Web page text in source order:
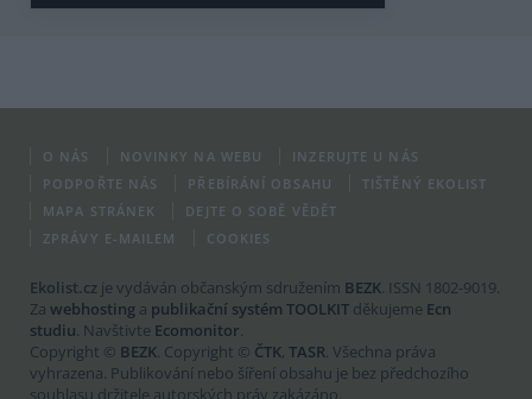
O NÁS NOVINKY NA WEBU
INZERUJTE U NÁS
PODPOŘTE NÁS
PŘEBÍRÁNÍ OBSAHU
TIŠTĚNÝ EKOLIST
MAPA STRÁNEK
DEJTE O SOBĚ VĚDĚT
ZPRÁVY E-MAILEM
COOKIES
Ekolist.cz je vydáván občanským sdružením BEZK. ISSN 1802-9019.
Za webhosting a publikační systém TOOLKIT děkujeme Ecn
studiu. Navštivte Ecomonitor.
Copyright © BEZK. Copyright © ČTK, TASR. Všechna práva
vyhrazena. Publikování nebo šíření obsahu je bez předchozího
souhlasu držitele autorských práv zakázáno.